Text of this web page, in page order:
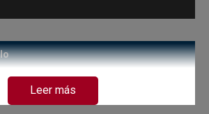
BanRep: La Junta Directiva del
Leer más